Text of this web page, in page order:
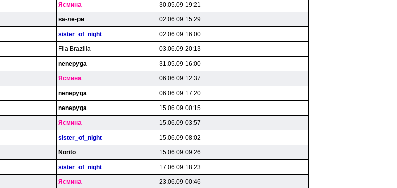
Яcминa 30.05.09 19:21
вa-лe-pи 02.06.09 15:29
sister_of_night 02.06.09 16:00
Fila Brazilia 03.06.09 20:13
nenepyga 31.05.09 16:00
Яcминa 06.06.09 12:37
nenepyga 06.06.09 17:20
nenepyga 15.06.09 00:15
Яcминa 15.06.09 03:57
sister_of_night 15.06.09 08:02
Norito 15.06.09 09:26
sister_of_night 17.06.09 18:23
Яcминa 23.06.09 00:46